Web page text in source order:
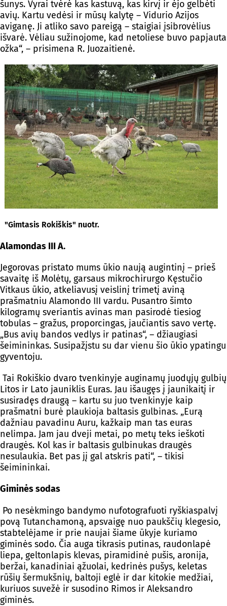
šunys. Vyrai tvėrė kas kastuvą, kas kirvį ir ėjo gelbėti
avių. Kartu vedėsi ir mūsų kalytę – Vidurio Azijos
aviganę. Ji atliko savo pareigą – staigiai įsibrovėlius
išvarė. Vėliau sužinojome, kad netoliese buvo papjauta
ožka“, – prisimena R. Juozaitienė.
"Gimtasis Rokiškis" nuotr.
Alamondas III A.
Jegorovas pristato mums ūkio naują augintinį – prieš
savaitę iš Molėtų, garsaus mikrochirurgo Kęstučio
Vitkaus ūkio, atkeliavusį veislinį trimetį aviną
prašmatniu Alamondo III vardu. Pusantro šimto
kilogramų sveriantis avinas man pasirodė tiesiog
tobulas – gražus, proporcingas, jaučiantis savo vertę.
„Bus avių bandos vedlys ir patinas“, – džiaugiasi
šeimininkas. Susipažįstu su dar vienu šio ūkio ypatingu
gyventoju.
Tai Rokiškio dvaro tvenkinyje auginamų juodųjų gulbių
Litos ir Lato jauniklis Euras. Jau išaugęs į jaunikaitį ir
susiradęs draugą – kartu su juo tvenkinyje kaip
prašmatni burė plaukioja baltasis gulbinas. „Eurą
dažniau pavadinu Auru, kažkaip man tas euras
nelimpa. Jam jau dveji metai, po metų teks ieškoti
draugės. Kol kas ir baltasis gulbinukas draugės
nesulaukia. Bet pas jį gal atskris pati“, – tikisi
šeimininkai.
Giminės sodas
Po nesėkmingo bandymo nufotografuoti ryškiaspalvį
povą Tutanchamoną, apsvaigę nuo paukščių klegesio,
stabtelėjame ir prie naujai šiame ūkyje kuriamo
giminės sodo. Čia auga tikrasis putinas, raudonlapė
liepa, geltonlapis klevas, piramidinė pušis, aronija,
beržai, kanadiniai ąžuolai, kedrinės pušys, keletas
rūšių šermukšnių, baltoji eglė ir dar kitokie medžiai,
kuriuos suvežė ir susodino Rimos ir Aleksandro
giminės.